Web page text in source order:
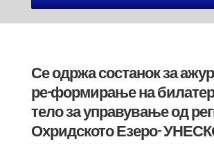
Се одржа состанок за
ре-формирање на
тело за управување од
Охридското Езеро-